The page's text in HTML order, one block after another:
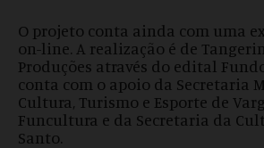
O projeto conta ainda com uma
on-line. A realização é de
Produções através do edital
conta com o apoio da Secretaria
Cultura, Turismo e Esporte de
Funcultura e da Secretaria da
Santo.